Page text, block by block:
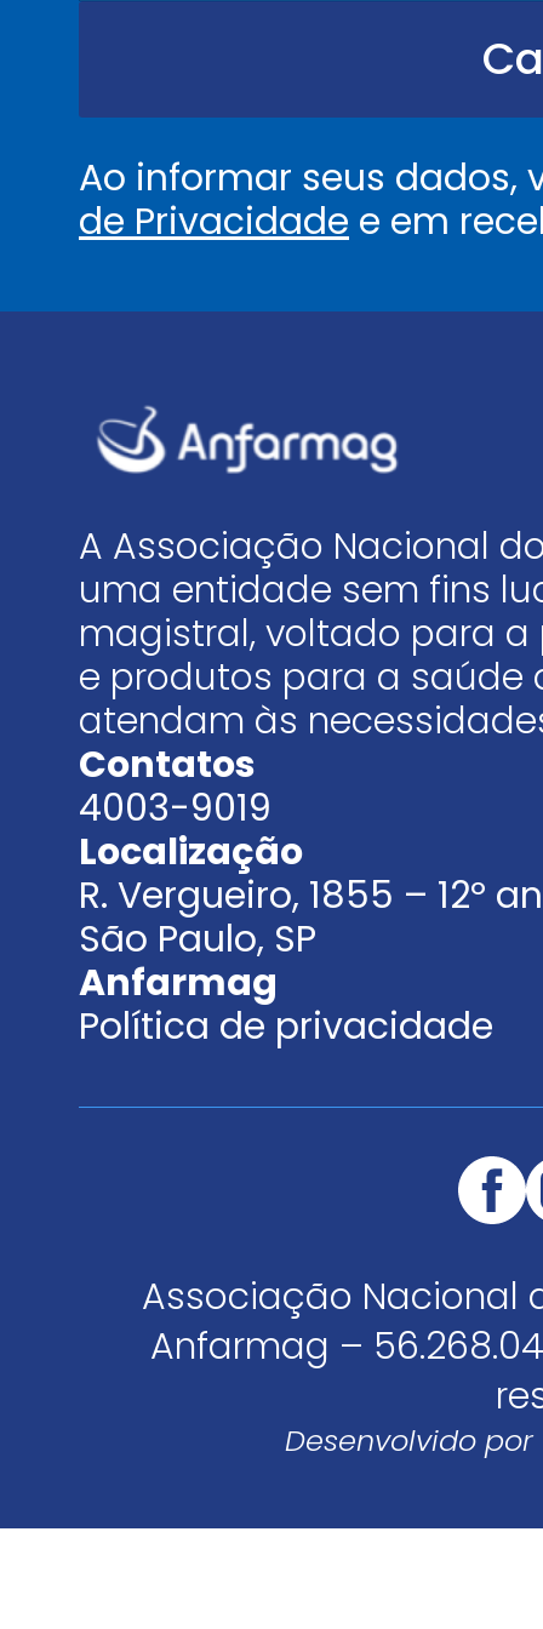
.
Ao informar seus
de Privacidade e em
A Associação Nacional
uma entidade sem fins
magistral, voltado para
e produtos para a saúde
atendam às
Contatos
4003-9019
Localização
R. Vergueiro, 1855 – 12º
São Paulo, SP
Anfarmag
Política de privacidade
Associação Nacional
Anfarmag –
Desenvolvido por